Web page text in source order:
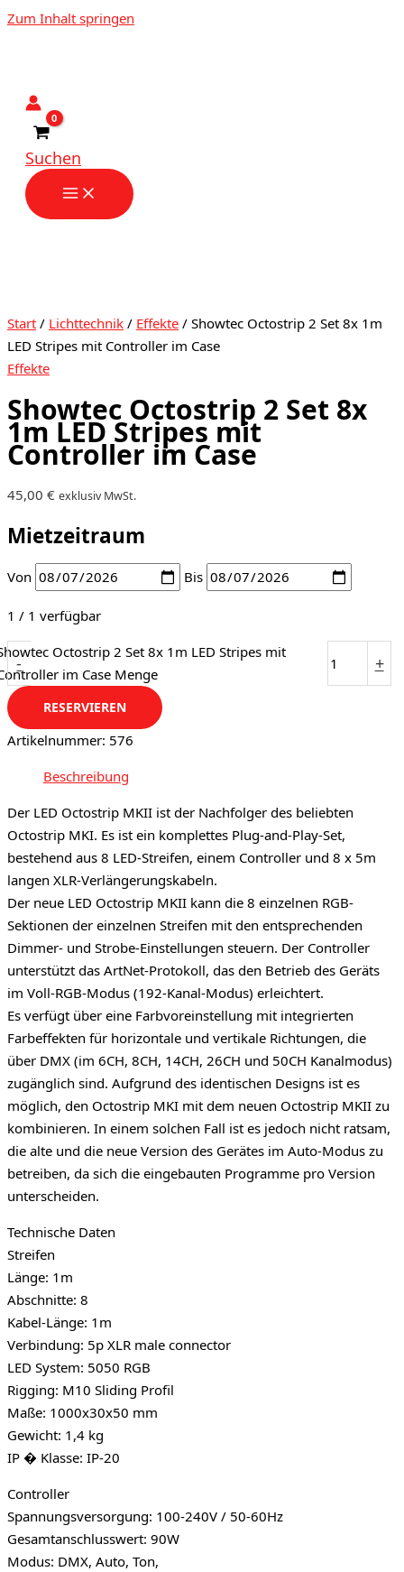
Zum Inhalt springen
Suchen
Start / Lichttechnik / Effekte / Showtec Octostrip 2 Set 8x 1m
LED Stripes mit Controller im Case
Effekte
Showtec Octostrip 2 Set 8x
1m LED Stripes mit
Controller im Case
45,00 € exklusiv MwSt.
Mietzeitraum
Von Bis
1 / 1 verfügbar
-
Octostrip 2 Set 8x 1m LED Stripes mit
im Case Menge
+
RESERVIEREN
Artikelnummer: 576
Beschreibung
Der LED Octostrip MKII ist der Nachfolger des beliebten
Octostrip MKI. Es ist ein komplettes Plug-and-Play-Set,
bestehend aus 8 LED-Streifen, einem Controller und 8 x 5m
langen XLR-Verlängerungskabeln.
Der neue LED Octostrip MKII kann die 8 einzelnen RGB-
Sektionen der einzelnen Streifen mit den entsprechenden
Dimmer- und Strobe-Einstellungen steuern. Der Controller
unterstützt das ArtNet-Protokoll, das den Betrieb des Geräts
im Voll-RGB-Modus (192-Kanal-Modus) erleichtert.
Es verfügt über eine Farbvoreinstellung mit integrierten
Farbeffekten für horizontale und vertikale Richtungen, die
über DMX (im 6CH, 8CH, 14CH, 26CH und 50CH Kanalmodus)
zugänglich sind. Aufgrund des identischen Designs ist es
möglich, den Octostrip MKI mit dem neuen Octostrip MKII zu
kombinieren. In einem solchen Fall ist es jedoch nicht ratsam,
die alte und die neue Version des Gerätes im Auto-Modus zu
betreiben, da sich die eingebauten Programme pro Version
unterscheiden.
Technische Daten
Streifen
Länge: 1m
Abschnitte: 8
Kabel-Länge: 1m
Verbindung: 5p XLR male connector
LED System: 5050 RGB
Rigging: M10 Sliding Profil
Maße: 1000x30x50 mm
Gewicht: 1,4 kg
IP � Klasse: IP-20
Controller
Spannungsversorgung: 100-240V / 50-60Hz
Gesamtanschlusswert: 90W
Modus: DMX, Auto, Ton,